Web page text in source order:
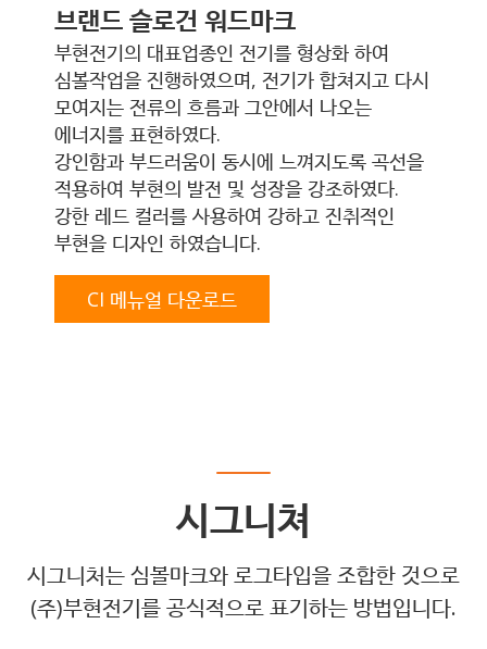
브랜드 슬로건 워드마크
부현전기의 대표업종인 전기를 형상화 하여
심볼작업을 진행하였으며, 전기가 합쳐지고 다시
모여지는 전류의 흐름과 그안에서 나오는
에너지를 표현하였다.
강인함과 부드러움이 동시에 느껴지도록 곡선을
적용하여 부현의 발전 및 성장을 강조하였다.
강한 레드 컬러를 사용하여 강하고 진취적인
부현을 디자인 하였습니다.
CI 메뉴얼 다운로드
시그니쳐
시그니처는 심볼마크와 로그타입을 조합한 것으로
(주)부현전기를 공식적으로 표기하는 방법입니다.